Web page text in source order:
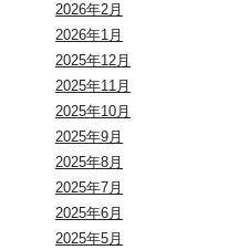
2026年2月
2026年1月
2025年12月
2025年11月
2025年10月
2025年9月
2025年8月
2025年7月
2025年6月
2025年5月